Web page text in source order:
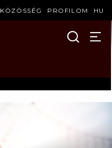
KÖZÖSSÉG PROFILOM HU